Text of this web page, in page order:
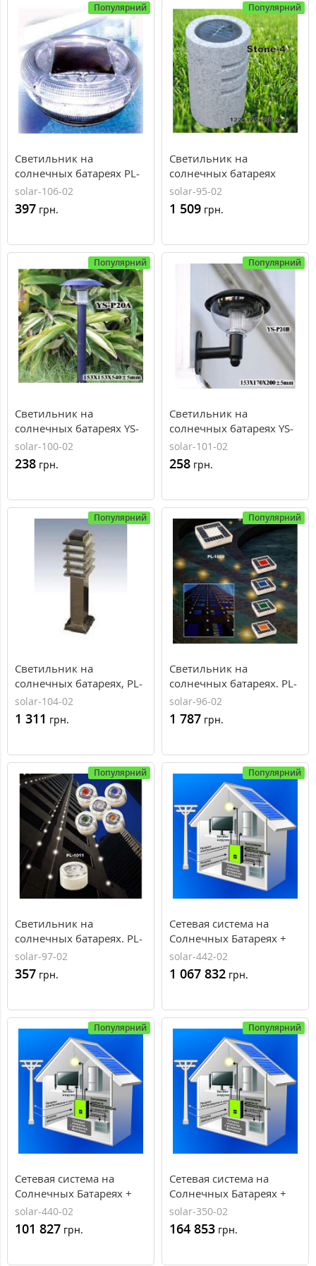
Популярний
Светильник на
солнечных батареях PL-
1A02, AXIOMA energy
solar-106-02
397 грн.
Популярний
Светильник на
солнечных батареях
Stone-4, AXIOMA energy
solar-95-02
1 509 грн.
Популярний
Светильник на
солнечных батареях YS-
P20A, AXIOMA energy
solar-100-02
238 грн.
Популярний
Светильник на
солнечных батареях YS-
P20B, AXIOMA energy
solar-101-02
258 грн.
Популярний
Светильник на
солнечных батареях, PL-
2S07, AXIOMA energy
solar-104-02
1 311 грн.
Популярний
Светильник на
солнечных батареях. PL-
1009, AXIOMA energy
solar-96-02
1 787 грн.
Популярний
Светильник на
солнечных батареях. PL-
1011, AXIOMA energy
solar-97-02
357 грн.
Популярний
Сетевая система на
Солнечных Батареях +
резерв, 24кВт, 220/380В,
AXIOMA energy
solar-442-02
1 067 832 грн.
Популярний
Сетевая система на
Солнечных Батареях +
резерв, 2кВт, 220В,
AXIOMA energy
solar-440-02
101 827 грн.
Популярний
Сетевая система на
Солнечных Батареях +
резерв, 3кВт, 220В,
AXIOMA energy
solar-350-02
164 853 грн.